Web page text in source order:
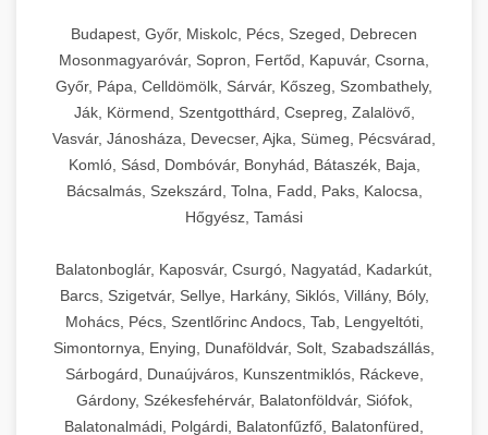
Budapest, Győr, Miskolc, Pécs, Szeged, Debrecen
Mosonmagyaróvár, Sopron, Fertőd, Kapuvár, Csorna,
Győr, Pápa, Celldömölk, Sárvár, Kőszeg, Szombathely,
Ják, Körmend, Szentgotthárd, Csepreg, Zalalövő,
Vasvár, Jánosháza, Devecser, Ajka, Sümeg, Pécsvárad,
Komló, Sásd, Dombóvár, Bonyhád, Bátaszék, Baja,
Bácsalmás, Szekszárd, Tolna, Fadd, Paks, Kalocsa,
Hőgyész, Tamási
Balatonboglár, Kaposvár, Csurgó, Nagyatád, Kadarkút,
Barcs, Szigetvár, Sellye, Harkány, Siklós, Villány, Bóly,
Mohács, Pécs, Szentlőrinc Andocs, Tab, Lengyeltóti,
Simontornya, Enying, Dunaföldvár, Solt, Szabadszállás,
Sárbogárd, Dunaújváros, Kunszentmiklós, Ráckeve,
Gárdony, Székesfehérvár, Balatonföldvár, Siófok,
Balatonalmádi, Polgárdi, Balatonfűzfő, Balatonfüred,